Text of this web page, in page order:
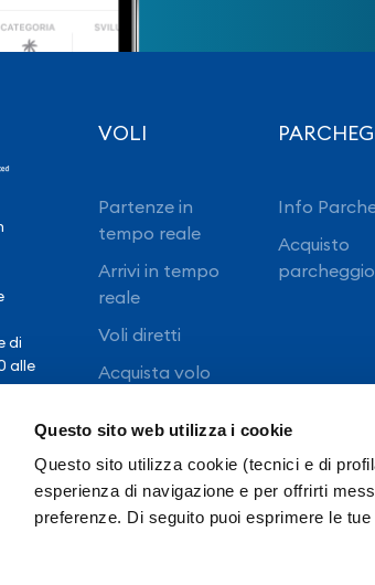
Questo sito web utilizza i cookie
Questo sito utilizza cookie (tecnici e di
esperienza di navigazione e per offrirti
preferenze. Di seguito puoi esprimere le tue
di
alle
VOLI
Partenze in
tempo reale
Arrivi in tempo
reale
Voli diretti
Acquista volo
Info
Acquisto
parcheggio